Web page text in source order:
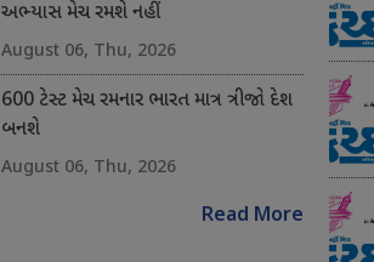
અભ્યાસ મેચ રમશે નહીં
August 06, Thu, 2026
600 ટેસ્ટ મેચ રમનાર ભારત માત્ર ત્રીજો દેશ
બનશે
August 06, Thu, 2026
Read More